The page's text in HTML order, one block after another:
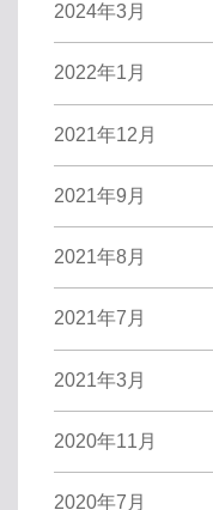
2024年3月
2022年1月
2021年12月
2021年9月
2021年8月
2021年7月
2021年3月
2020年11月
2020年7月